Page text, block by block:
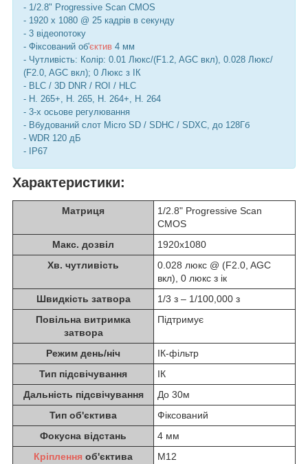
- 1/2.8" Progressive Scan CMOS
- 1920 х 1080 @ 25 кадрів в секунду
- 3 відеопотоку
- Фіксований об'єктив 4 мм
- Чутливість: Колір: 0.01 Люкс/(F1.2, AGC вкл), 0.028 Люкс/
(F2.0, AGC вкл); 0 Люкс з ІК
- BLC / 3D DNR / ROI / HLC
- H. 265+, H. 265, H. 264+, H. 264
- 3-х осьове регулювання
- Вбудований слот Micro SD / SDHC / SDXC, до 128Гб
- WDR 120 дБ
- IP67
Характеристики:
Матриця
1/2.8" Progressive Scan
CMOS
Макс. дозвіл
1920x1080
Хв. чутливість
0.028 люкс @ (F2.0, AGC
вкл), 0 люкс з ік
Швидкість затвора
1/3 з – 1/100,000 з
Повільна витримка
затвора
Підтримує
Режим день/ніч
ІК-фільтр
Тип підсвічування
ІК
Дальність підсвічування
До 30м
Тип об'єктива
Фіксований
Фокусна відстань
4 мм
Кріплення об'єктива
M12